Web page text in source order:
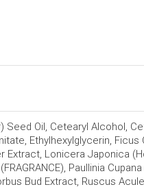
Seed Oil, Cetearyl Alcohol,
Ethylhexylglycerin, Ficus
Extract, Lonicera Japonica
Paullinia
Bud Extract, Ruscus